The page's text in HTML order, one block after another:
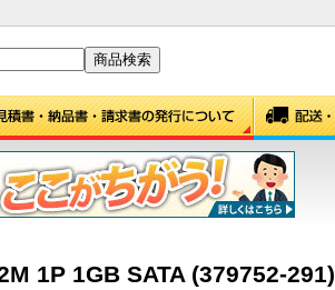
1P 1GB SATA (379752-291)